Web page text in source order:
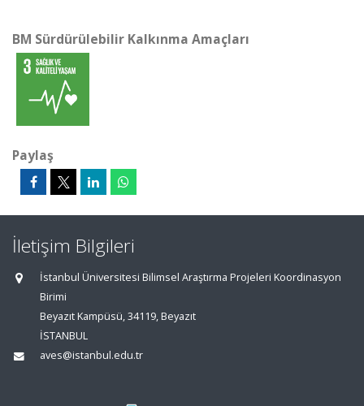
BM Sürdürülebilir Kalkınma Amaçları
Paylaş
İletişim Bilgileri
İstanbul Üniversitesi Bilimsel Araştırma Projeleri Koordinasyon
Birimi
Beyazıt Kampüsü, 34119, Beyazıt
İSTANBUL
aves@istanbul.edu.tr